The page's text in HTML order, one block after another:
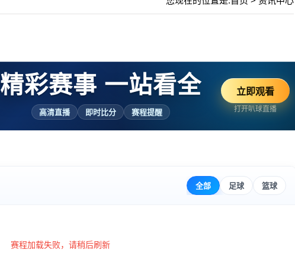
精彩赛事 一站看全
高清直播 即时比分 赛程提醒
立即观看
打开叭球直播